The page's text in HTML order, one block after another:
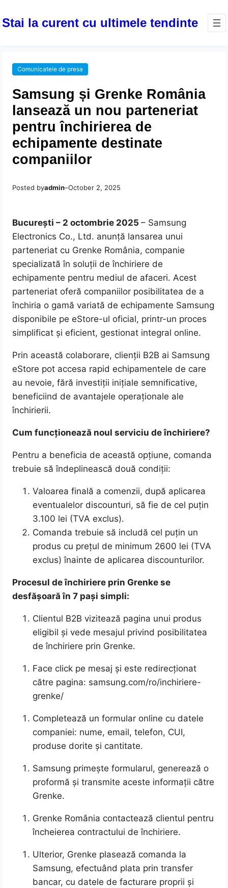
Stai la curent cu ultimele tendinte
Comunicatele de presa
Samsung și Grenke România
lansează un nou parteneriat
pentru închirierea de
echipamente destinate
companiilor
Posted byadmin–October 2, 2025
București – 2 octombrie 2025– Samsung
Electronics Co., Ltd. anunță lansarea unui
parteneriat cu Grenke România, companie
specializată în soluții de închiriere de
echipamente pentru mediul de afaceri. Acest
parteneriat oferă companiilor posibilitatea de a
închiria o gamă variată de echipamente Samsung
disponibile pe eStore-ul oficial, printr-un proces
simplificat și eficient, gestionat integral online.
Prin această colaborare, clienții B2B ai Samsung
eStore pot accesa rapid echipamentele de care
au nevoie, fără investiții inițiale semnificative,
beneficiind de avantajele operaționale ale
închirierii.
Cum funcționează noul serviciu de închiriere?
Pentru a beneficia de această opțiune, comanda
trebuie să îndeplinească două condiții:
Valoarea finală a comenzii, după aplicarea
eventualelor discounturi, să fie de cel puțin
3.100 lei (TVA exclus).
Comanda trebuie să includă cel puțin un
produs cu prețul de minimum 2600 lei (TVA
exclus) înainte de aplicarea discounturilor.
Procesul de închiriere prin Grenke se
desfășoară în 7 pași simpli:
Clientul B2B vizitează pagina unui produs
eligibil și vede mesajul privind posibilitatea
de închiriere prin Grenke.
Face click pe mesaj și este redirecționat
către pagina: samsung.com/ro/inchiriere-
grenke/
Completează un formular online cu datele
companiei: nume, email, telefon, CUI,
produse dorite și cantitate.
Samsung primește formularul, generează o
proformă și transmite aceste informații către
Grenke.
Grenke România contactează clientul pentru
încheierea contractului de închiriere.
Ulterior, Grenke plasează comanda la
Samsung, efectuând plata prin transfer
bancar, cu datele de facturare proprii și